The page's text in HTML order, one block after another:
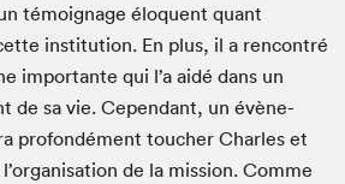
témoignage élo­quent quant
insti­tu­tion. En plus, il a ren­con­tré
impor­tante qui l’a aidé dans un
de sa vie. Cepen­dant, un évène­
pro­fondé­ment touch­er Charles et
de la mis­sion. Comme